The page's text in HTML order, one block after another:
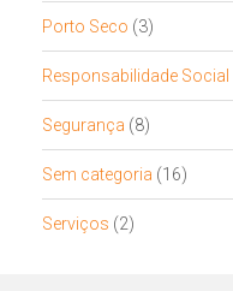
Porto Seco (3)
Responsabilidade Social
Segurança (8)
Sem categoria (16)
Serviços (2)